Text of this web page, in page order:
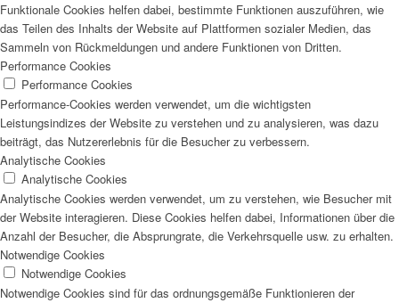
Funktionale Cookies helfen dabei, bestimmte Funktionen auszuführen, wie
das Teilen des Inhalts der Website auf Plattformen sozialer Medien, das
Sammeln von Rückmeldungen und andere Funktionen von Dritten.
Performance Cookies
Performance Cookies
Performance-Cookies werden verwendet, um die wichtigsten
Leistungsindizes der Website zu verstehen und zu analysieren, was dazu
beiträgt, das Nutzererlebnis für die Besucher zu verbessern.
Analytische Cookies
Analytische Cookies
Analytische Cookies werden verwendet, um zu verstehen, wie Besucher mit
der Website interagieren. Diese Cookies helfen dabei, Informationen über die
Anzahl der Besucher, die Absprungrate, die Verkehrsquelle usw. zu erhalten.
Notwendige Cookies
Notwendige Cookies
Notwendige Cookies sind für das ordnungsgemäße Funktionieren der